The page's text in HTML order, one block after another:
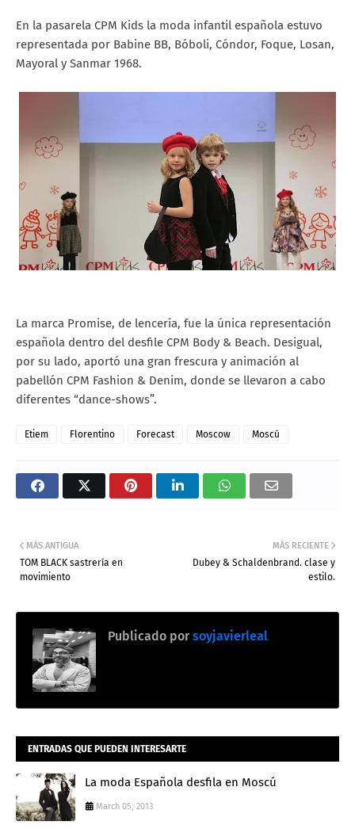
En la pasarela CPM Kids la moda infantil española estuvo
representada por Babine BB, Bóboli, Cóndor, Foque, Losan,
Mayoral y Sanmar 1968.
La marca Promise, de lencería, fue la única representación
española dentro del desfile CPM Body & Beach. Desigual,
por su lado, aportó una gran frescura y animación al
pabellón CPM Fashion & Denim, donde se llevaron a cabo
diferentes “dance-shows”.
Etiem Florentino Forecast Moscow Moscú
MÁS RECIENTE
Dubey & Schaldenbrand. clase y
estilo.
MÁS ANTIGUA
TOM BLACK sastrería en
movimiento
Publicado por soyjavierleal
ENTRADAS QUE PUEDEN INTERESARTE
La moda Española desfila en Moscú
March 05, 2013